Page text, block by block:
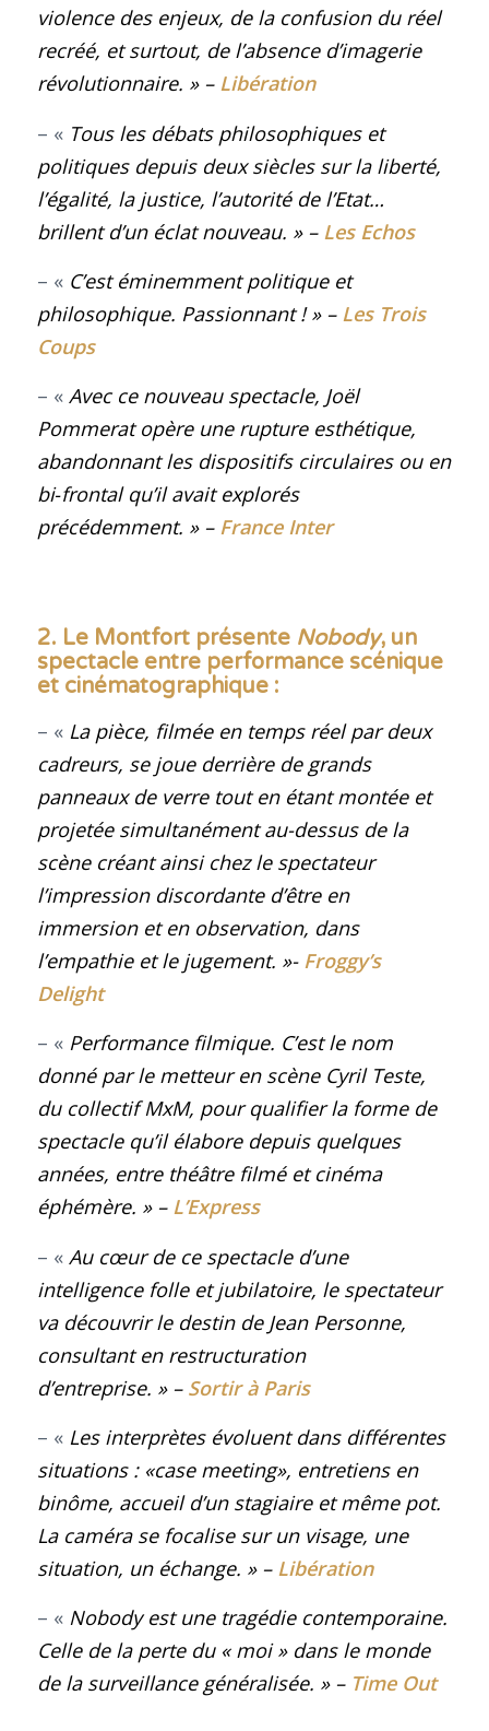
violence des enjeux, de la confusion du réel
recréé, et surtout, de l’absence d’imagerie
révolutionnaire. » – Libération
– « Tous les débats philosophiques et
politiques depuis deux siècles sur la liberté,
l’égalité, la justice, l’autorité de l’Etat…
brillent d’un éclat nouveau. » – Les Echos
– « C’est éminemment politique et
philosophique. Passionnant ! » – Les Trois
Coups
– « Avec ce nouveau spectacle, Joël
Pommerat opère une rupture esthétique,
abandonnant les dispositifs circulaires ou en
bi‑frontal qu’il avait explorés
précédemment. » – France Inter
2. Le Montfort présente Nobody, un
spectacle entre performance scénique
et cinématographique :
– « La pièce, filmée en temps réel par deux
cadreurs, se joue derrière de grands
panneaux de verre tout en étant montée et
projetée simultanément au-dessus de la
scène créant ainsi chez le spectateur
l’impression discordante d’être en
immersion et en observation, dans
l’empathie et le jugement. »- Froggy’s
Delight
– « Performance filmique. C’est le nom
donné par le metteur en scène Cyril Teste,
du collectif MxM, pour qualifier la forme de
spectacle qu’il élabore depuis quelques
années, entre théâtre filmé et cinéma
éphémère. » – L’Express
– « Au cœur de ce spectacle d’une
intelligence folle et jubilatoire, le spectateur
va découvrir le destin de Jean Personne,
consultant en restructuration
d’entreprise. » – Sortir à Paris
– « Les interprètes évoluent dans différentes
situations : «case meeting», entretiens en
binôme, accueil d’un stagiaire et même pot.
La caméra se focalise sur un visage, une
situation, un échange. » – Libération
– « Nobody est une tragédie contemporaine.
Celle de la perte du « moi » dans le monde
de la surveillance généralisée. » – Time Out